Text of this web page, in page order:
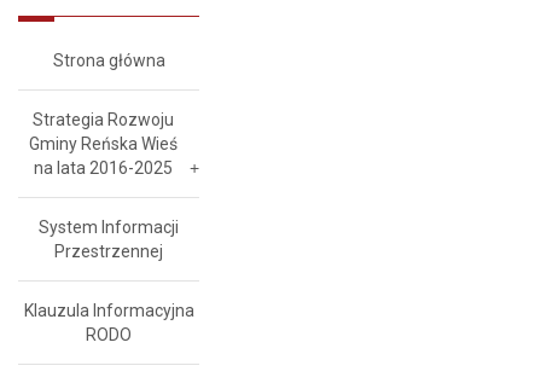
Strona główna
Strategia Rozwoju
Gminy Reńska Wieś
na lata 2016-2025
System Informacji
Przestrzennej
Klauzula Informacyjna
RODO